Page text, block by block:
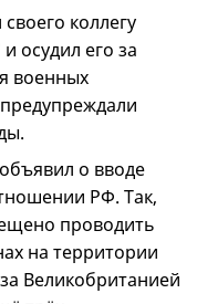
коллегу
осудил его за
военных
о вводе
РФ. Так,
проводить
на территории
Великобританией